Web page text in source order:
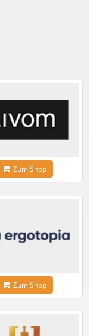
Zum Shop
Zum Shop